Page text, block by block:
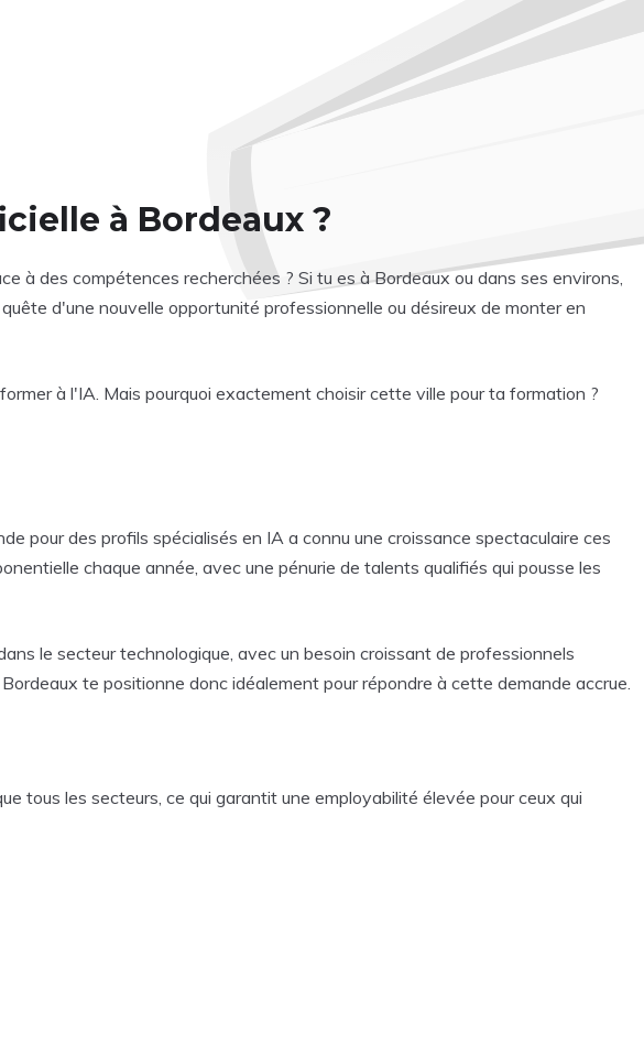
à Bordeaux ?
à des compétences recherchées ? Si tu es à Bordeaux ou dans ses environs,
d'une nouvelle opportunité professionnelle ou désireux de monter en
à l'IA. Mais pourquoi exactement choisir cette ville pour ta formation ?
pour des profils spécialisés en IA a connu une croissance spectaculaire ces
chaque année, avec une pénurie de talents qualifiés qui pousse les
le secteur technologique, avec un besoin croissant de professionnels
te positionne donc idéalement pour répondre à cette demande accrue.
tous les secteurs, ce qui garantit une employabilité élevée pour ceux qui